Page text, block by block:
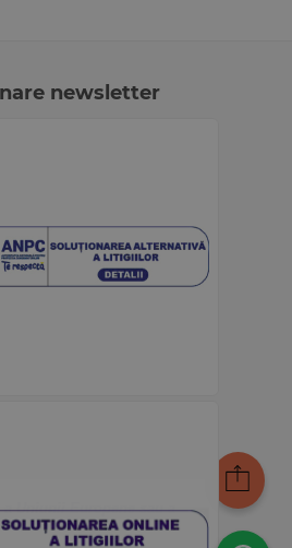
newsletter
Uniunii Europene sau a